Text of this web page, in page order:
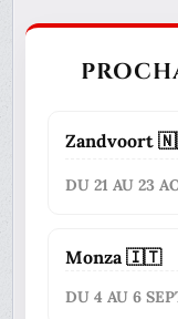
Zandvoort
DU 21 AU 23
Monza 🇮🇹
DU 4 AU 6